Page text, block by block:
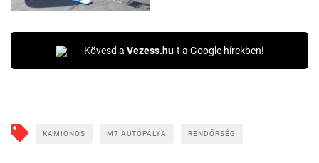
Kövesd a Vezess.hu-t a Google hírekben!
KAMIONOS M7 AUTÓPÁLYA RENDŐRSÉG